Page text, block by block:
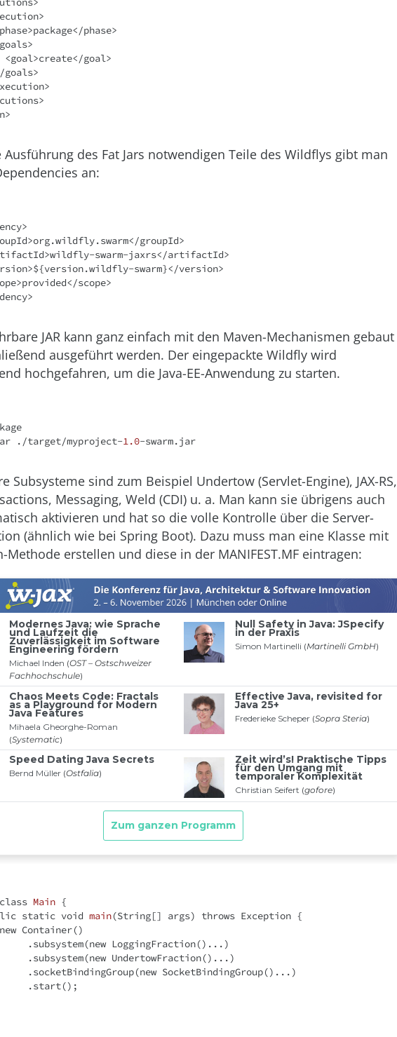
des Fat Jars notwendigen Teile des Wildflys gibt man
an:
JAR kann ganz einfach mit den Maven-Mechanismen gebaut
ausgeführt werden. Der eingepackte Wildfly wird
hochgefahren, um die Java-EE-Anwendung zu starten.
./target/myproject-1.0
Subsysteme sind zum Beispiel Undertow (Servlet-Engine), JAX-RS,
Messaging, Weld (CDI) u. a. Man kann sie übrigens auch
aktivieren und hat so die volle Kontrolle über die Server-
(ähnlich wie bei Spring Boot). Dazu muss man eine Klasse mit
Methode erstellen und diese in der MANIFEST.MF eintragen:
class Main {
static void main(String[] args) throws Exception {
new Container()
            .subsystem(
new LoggingFraction()...)
            .subsystem(
new UndertowFraction()...)
            .socketBindingGroup(
new SocketBindingGroup()...)